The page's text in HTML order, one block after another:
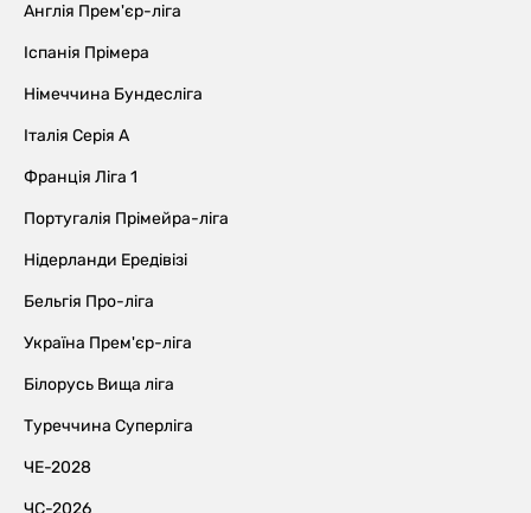
Англія Прем'єр-ліга
Іспанія Прімера
Німеччина Бундесліга
Італія Серія А
Франція Ліга 1
Португалія Прімейра-ліга
Нідерланди Ередівізі
Бельгія Про-ліга
Україна Прем'єр-ліга
Білорусь Вища ліга
Туреччина Суперліга
ЧЕ-2028
ЧС-2026